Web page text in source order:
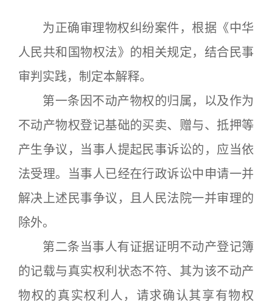
为正确审理物权纠纷案件，根据《中华
人民共和国物权法》的相关规定，结合民事
审判实践，制定本解释。
第一条因不动产物权的归属，以及作为
不动产物权登记基础的买卖、赠与、抵押等
产生争议，当事人提起民事诉讼的，应当依
法受理。当事人已经在行政诉讼中申请一并
解决上述民事争议，且人民法院一并审理的
除外。
第二条当事人有证据证明不动产登记簿
的记载与真实权利状态不符、其为该不动产
物权的真实权利人，请求确认其享有物权